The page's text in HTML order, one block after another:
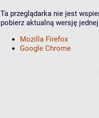
Ta przeglądarka nie jest
pobierz aktualną wersję
Mozilla Firefox
Google Chrome